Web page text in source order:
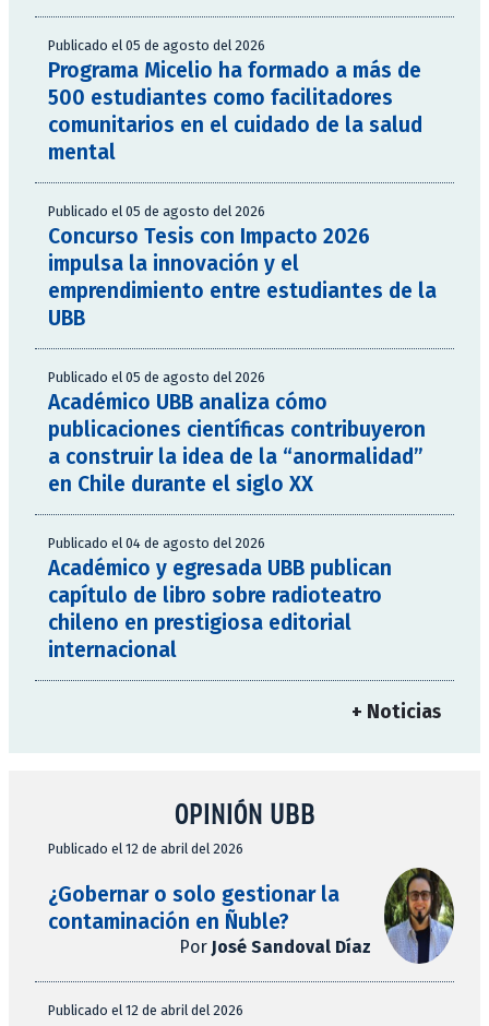
Publicado el 05 de agosto del 2026
Programa Micelio ha formado a más de
500 estudiantes como facilitadores
comunitarios en el cuidado de la salud
mental
Publicado el 05 de agosto del 2026
Concurso Tesis con Impacto 2026
impulsa la innovación y el
emprendimiento entre estudiantes de la
UBB
Publicado el 05 de agosto del 2026
Académico UBB analiza cómo
publicaciones científicas contribuyeron
a construir la idea de la “anormalidad”
en Chile durante el siglo XX
Publicado el 04 de agosto del 2026
Académico y egresada UBB publican
capítulo de libro sobre radioteatro
chileno en prestigiosa editorial
internacional
+ Noticias
OPINIÓN UBB
Publicado el 12 de abril del 2026
¿Gobernar o solo gestionar la
contaminación en Ñuble?
Por José Sandoval Díaz
Publicado el 12 de abril del 2026